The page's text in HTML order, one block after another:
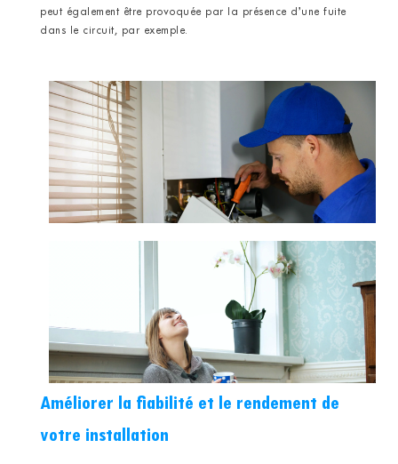
peut également être provoquée par la présence d’une fuite
dans le circuit, par exemple.
Améliorer la fiabilité et le rendement de
votre installation